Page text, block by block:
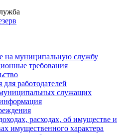
на муниципальную службу
требования
работодателей
служащих
расходах, об имуществе и
имущественного характера